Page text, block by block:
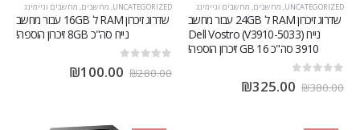
UNCATEGORIZED
, מחשבים, מחשבים וגיימינג
שדרוג זיכרון RAM ל 24GB עבור מחשב
נייח (V3910-5033) Dell Vostro
3910 סה"כ 16 GB זיכרון הוספה!
₪380.00
₪325.00
UNCATEGORIZED
, מחשבים, מחשבים וגיימינג
שדרוג זיכרון RAM ל 16GB עבור מחשב
נייח סה"כ 8GB זיכרון הוספה!
₪280.00
₪100.00